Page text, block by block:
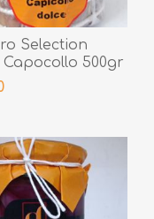
Selection
Capocollo 500gr